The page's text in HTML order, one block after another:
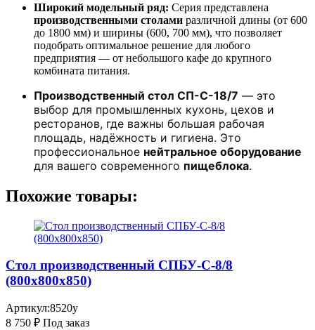
Широкий модельный ряд: Серия представлена
производственными столами различной длины (от 600
до 1800 мм) и ширины (600, 700 мм), что позволяет
подобрать оптимальное решение для любого
предприятия — от небольшого кафе до крупного
комбината питания.
Производственный стол СП-С-18/7 — это
выбор для промышленных кухонь, цехов и
ресторанов, где важны большая рабочая
площадь, надёжность и гигиена. Это
профессиональное нейтральное оборудование
для вашего современного пищеблока.
Похожие товары:
Стол производственный СПБУ-С-8/8
(800х800х850)
Артикул:8520у
8 750 ₽ Под заказ